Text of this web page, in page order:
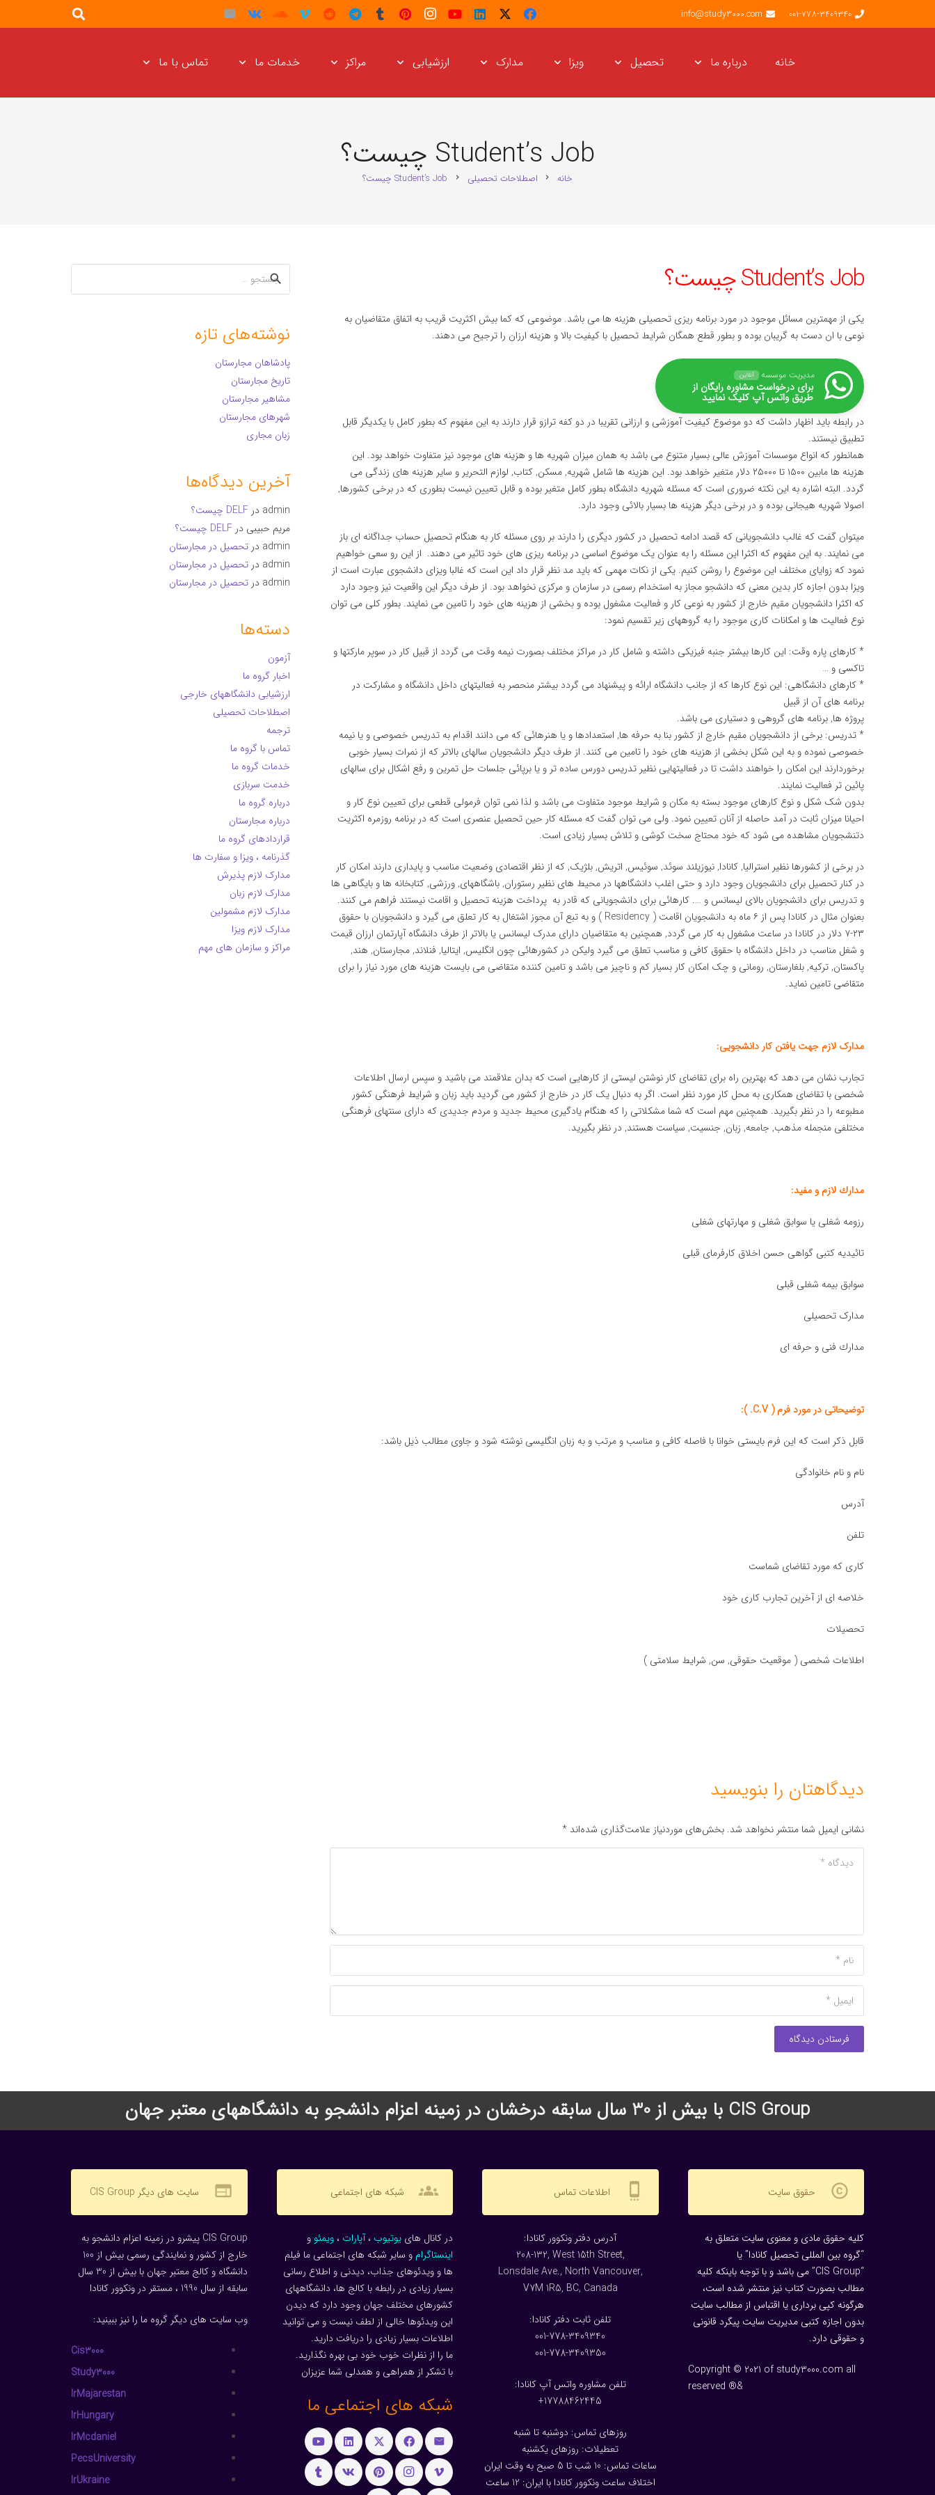
001-778-3409340
info@study3000.com
خانه درباره ما تحصیل ویزا مدارک ارزشیابی مراکز خدمات ما تماس با ما
Student’s Job چیست؟
خانه chevron_right اصطلاحات تحصیلی chevron_right Student’s Job چیست؟
Student’s Job چیست؟
یکی از مهمترین مسائل موجود در مورد برنامه ریزی تحصیلی هزینه ها می باشد. موضوعی که کما بیش اکثریت قریب به اتفاق متقاضیان به
نوعی با ان دست به گریبان بوده و بطور قطع همگان شرایط تحصیل با کیفیت بالا و هزینه ارزان را ترجیح می دهند.
مدیریت موسسه آنلاین
برای درخواست مشاوره رایگان از
طریق واتس آپ کلیک نمایید
در رابطه باید اظهار داشت که دو موضوع کیفیت آموزشی و ارزانی تقریبا در دو کفه ترازو قرار دارند به این مفهوم که بطور کامل با یکدیگر قابل
تطبیق نیستند.
همانطور که انواع موسسات آموزش عالی بسیار متنوع می باشد به همان میزان شهریه ها و هزینه های موجود نیز متفاوت خواهد بود. این
هزینه ها مابین ۱۵۰۰ تا ۲۵۰۰۰ دلار متغیر خواهد بود. این هزینه ها شامل شهریه, مسکن, کتاب, لوازم التحریر و سایر هزینه های زندگی می
گردد. البته اشاره به این نکته ضروری است که مسئله شهریه دانشگاه بطور کامل متغیر بوده و قابل تعیین نیست بطوری که در برخی کشورها,
اصولا شهریه هیجانی بوده و در برخی دیگر هزینه ها بسیار بالائی وجود دارد.
میتوان گفت که غالب دانشجویانی که قصد ادامه تحصیل در کشور دیگری را دارند بر روی مسئله کار به هنگام تحصیل حساب جداگانه ای باز
می نمایند. به این مفهوم که اکثرا این مسئله را به عنوان یک موضوع اساسی در برنامه ریزی های خود تاثیر می دهند. از این رو سعی خواهیم
نمود که زوایای مختلف این موضوع را روشن کنیم. یکی از نکات مهمی که باید مد نظر قرار داد این است که غالبا ویزای دانشجوی عبارت است از
ویزا بدون اجازه کار بدین معنی که دانشجو مجاز به استخدام رسمی در سازمان و مرکزی نخواهد بود. از طرف دیگر این واقعیت نیز وجود دارد
که اکثرا دانشجویان مقیم خارج از کشور به نوعی کار و فعالیت مشغول بوده و بخشی از هزینه های خود را تامین می نمایند. بطور کلی می توان
نوع فعالیت ها و امکانات کاری موجود را به گروههای زیر تقسیم نمود:
* کارهای پاره وقت: این کارها بیشتر جنبه فیزیکی داشته و شامل کار در مراکز مختلف بصورت نیمه وقت می گردد از قبیل کار در سوپر مارکتها و
تاکسی و …
* کارهای دانشگاهی: این نوع کارها که از جانب دانشگاه ارائه و پیشنهاد می گردد بیشتر منحصر به فعالیتهای داخل دانشگاه و مشارکت در
برنامه های آن از قبیل
پروژه ها, برنامه های گروهی و دستیاری می باشد.
* تدریس: برخی از دانشجویان مقیم خارج از کشور بنا به حرفه ها, استعدادها و یا هنرهائی که می دانند اقدام به تدریس خصوصی و یا نیمه
خصوصی نموده و به این شکل بخشی از هزینه های خود را تامین می کنند. از طرف دیگر دانشجویان سالهای بالاتر که از نمرات بسیار خوبی
برخوردارند این امکان را خواهند داشت تا در فعالیتهایی نظیر تدریس دورس ساده تر و یا برپائی جلسات حل تمرین و رفع اشکال برای سالهای
پائین تر فعالیت نمایند.
بدون شک شکل و نوع کارهای موجود بسته به مکان و شرایط موجود متفاوت می باشد و لذا نمی توان فرمولی قطعی برای تعیین نوع کار و
احیانا میزان ثابت در آمد حاصله از آنان تعیین نمود. ولی می توان گفت که مسئله کار حین تحصیل عنصری است که در برنامه روزمره اکثریت
دتنشجویان مشاهده می شود که خود محتاج سخت کوشی و تلاش بسیار زیادی است.
در برخی از کشورها نظیر استرالیا, کانادا, نیوزیلند سوئد, سوئیس, اتریش, بلژیک, که از نظر اقتصادی وضعیت مناسب و پایداری دارند امکان کار
در کنار تحصیل برای دانشجویان وجود دارد و حتی اغلب دانشگاهها در محیط های نظیر رستوران, باشگاههای, ورزشی, کتابخانه ها و بایگاهی ها
و تدریس برای دانشجویان بالای لیسانس و …. کارهائی برای دانشجویانی که قادر به پرداخت هزینه تحصیل و اقامت نیستند فراهم می کنند.
بعنوان مثال در کانادا پس از ۶ ماه به دانشجویان اقامت ( Residency ) و به تبع آن مجوز اشتغال به کار تعلق می گیرد و دانشجویان با حقوق
۲۳-۷ دلار در کانادا در ساعت مشغول به کار می گردد, همچنین به متقاضیان دارای مدرک لیسانس یا بالاتر از طرف دانشگاه آپارتمان ارزان قیمت
و شغل مناسب در داخل دانشگاه با حقوق کافی و مناسب تعلق می گیرد ولیکن در کشورهائی چون انگلیس, ایتالیا, فنلاند, مجارستان, هند,
پاکستان, ترکیه, بلغارستان, رومانی و چک امکان کار بسیار کم و ناچیز می باشد و تامین کننده متقاضی می بایست هزینه های مورد نیاز را برای
متقاضی تامین نماید.
مدارک لازم جهت یافتن کار دانشجویی:
تجارب نشان می دهد که بهترین راه برای تقاضای کار نوشتن لیستی از کارهایی است که بدان علاقمند می باشید و سپس ارسال اطلاعات
شخصی با تقاضای همکاری به محل کار مورد نظر است. اگر به دنبال یک کار در خارج از کشور می گردید باید زبان و شرایط فرهنگی کشور
مطبوعه را در نظر بگیرید. همچنین مهم است که شما مشکلاتی را که هنگام یادگیری محیط جدید و مردم جدیدی که دارای سنتهای فرهنگی
مختلفی منجمله مذهب, جامعه, زبان, جنسیت, سیاست هستند, در نظر بگیرید.
مدارك لازم و مفید:
رزومه شغلی یا سوابق شغلی و مهارتهای شغلی
تائیدیه کتبی گواهی حسن اخلاق کارفرمای قبلی
سوابق بیمه شغلی قبلی
مدارک تحصیلی
مدارك فنی و حرفه ای
توضیحاتی در مورد فرم ( C.V. ):
قابل ذکر است که این فرم بایستی خوانا با فاصله کافی و مناسب و مرتب و به زبان انگلیسی نوشته شود و جاوی مطالب ذیل باشد:
نام و نام خانوادگی
آدرس
تلفن
کاری که مورد تقاضای شماست
خلاصه ای از آخرین تجارب کاری خود
تحصیلات
اطلاعات شخصی ( موقعیت حقوقی, سن, شرایط سلامتی )
دیدگاهتان را بنویسید
نشانی ایمیل شما منتشر نخواهد شد. بخش‌های موردنیاز علامت‌گذاری شده‌اند *
فرستادن دیدگاه
جستجو
برای:
نوشته‌های تازه
پادشاهان مجارستان
تاریخ مجارستان
مشاهیر مجارستان
شهرهای مجارستان
زبان مجاری
آخرین دیدگاه‌ها
admin در DELF چیست؟
مریم حبیبی در DELF چیست؟
admin در تحصیل در مجارستان
admin در تحصیل در مجارستان
admin در تحصیل در مجارستان
دسته‌ها
آزمون
اخبار گروه ما
ارزشیابی دانشگاههای خارجی
اصطلاحات تحصیلی
ترجمه
تماس با گروه ما
خدمات گروه ما
خدمت سربازی
درباره گروه ما
درباره مجارستان
قراردادهای گروه ما
گذرنامه ، ویزا و سفارت ها
مدارک لازم پذیرش
مدارک لازم زبان
مدارک لازم مشمولین
مدارک لازم ویزا
مراکز و سازمان های مهم
CIS Group با بیش از 30 سال سابقه درخشان در زمینه اعزام دانشجو به دانشگاههای معتبر جهان
copyright حقوق سایت
کلیه حقوق مادی و معنوی سایت متعلق به
“گروه بین المللی تحصیل کانادا” یا
“CIS Group” می باشد و با توجه باینکه کلیه
مطالب بصورت کتاب نیز منتشر شده است،
هرگونه كپی برداری یا اقتباس از مطالب سایت
بدون اجازه كتبی مدیریت سایت پیگرد قانونی
و حقوقی دارد.
Copyright © 2021 of study3000.com all
reserved ®&
settings_cell اطلاعات تماس
:آدرس دفتر ونکوور کانادا
208-132, West 15th Street,
Lonsdale Ave., North Vancouver,
V7M 1R5, BC, Canada
:تلفن ثابت دفتر کانادا
001-778-3409340
001-778-3409350
تلفن مشاوره واتس آپ کانادا:
17788462445+
روزهای تماس: دوشنبه تا شنبه
تعطیلات: روزهای یکشنبه
ساعات تماس: 10 شب تا 5 صبح به وقت ایران
اختلاف ساعت ونکوور کانادا با ایران: 1 2 ساعت
groups شبکه های اجتماعی
در کانال های یوتیوب ، آپارات ، ویمئو و
اینستاگرام و سایر شبکه های اجتماعی ما فیلم
ها و ویدئوهای جذاب، دیدنی و اطلاع رسانی
بسیار زیادی در رابطه با کالج ها، دانشگاههای
کشورهای مختلف جهان وجود دارد که دیدن
این ویدئوها خالی از لطف نیست و می توانید
اطلاعات بسیار زیادی را دریافت دارید.
ما را از نظرات خوب خود بی بهره نگذارید.
با تشکر از همراهی و همدلی شما عزیزان
شبکه های اجتماعی ما
web سایت های دیگر CIS Group
CIS Group پیشرو در زمینه اعزام دانشجو به
خارج از کشور و نمایندگی رسمی بیش از 100
دانشگاه و کالج معتبر جهان با بیش از 30 سال
سابقه از سال 1990 ، مستقر در ونکوور کانادا
وب سایت های دیگر گروه ما را نیز ببینید:
Cis3000
Study3000
IrMajarestan
IrHungary
IrMcdaniel
PecsUniversity
IrUkraine